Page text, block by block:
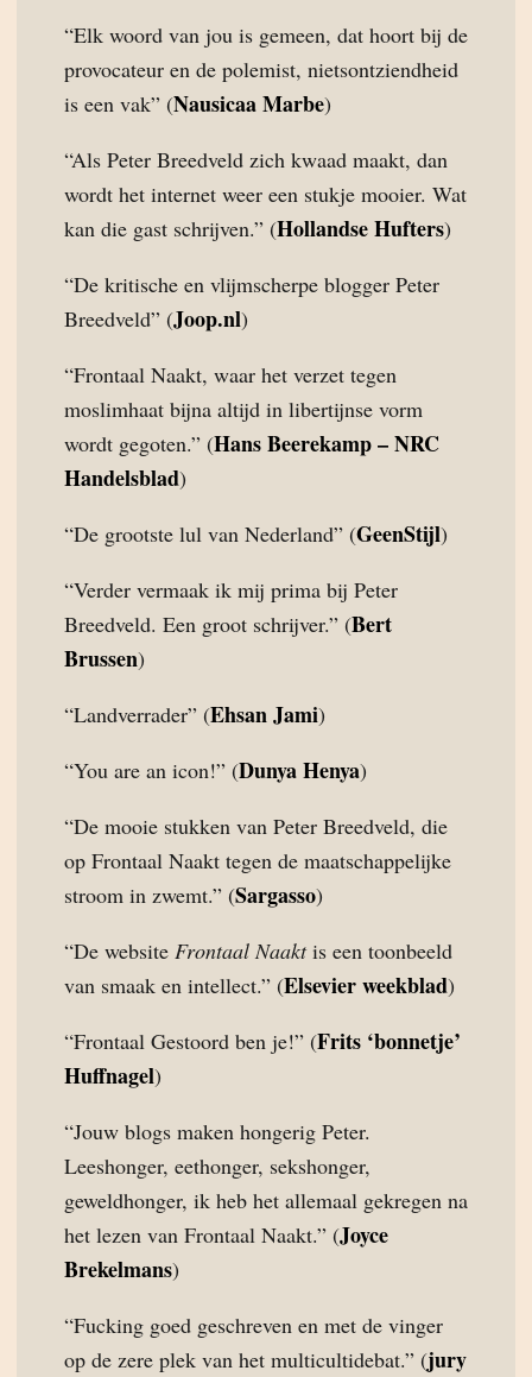
“Elk woord van jou is gemeen, dat hoort bij de
provocateur en de polemist, nietsontziendheid
is een vak” (Nausicaa Marbe)
“Als Peter Breedveld zich kwaad maakt, dan
wordt het internet weer een stukje mooier. Wat
kan die gast schrijven.” (Hollandse Hufters)
“De kritische en vlijmscherpe blogger Peter
Breedveld” (Joop.nl)
“Frontaal Naakt, waar het verzet tegen
moslimhaat bijna altijd in libertijnse vorm
wordt gegoten.” (Hans Beerekamp – NRC
Handelsblad)
“De grootste lul van Nederland” (GeenStijl)
“Verder vermaak ik mij prima bij Peter
Breedveld. Een groot schrijver.” (Bert
Brussen)
“Landverrader” (Ehsan Jami)
“You are an icon!” (Dunya Henya)
“De mooie stukken van Peter Breedveld, die
op Frontaal Naakt tegen de maatschappelijke
stroom in zwemt.” (Sargasso)
“De website Frontaal Naaktis een toonbeeld
van smaak en intellect.” (Elsevier weekblad)
“Frontaal Gestoord ben je!” (Frits ‘bonnetje’
Huffnagel)
“Jouw blogs maken hongerig Peter.
Leeshonger, eethonger, sekshonger,
geweldhonger, ik heb het allemaal gekregen na
het lezen van Frontaal Naakt.” (Joyce
Brekelmans)
“Fucking goed geschreven en met de vinger
op de zere plek van het multicultidebat.” (jury